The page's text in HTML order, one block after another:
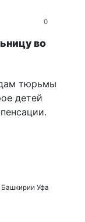
0
во
тюрьмы
детей
Башкирии Уфа